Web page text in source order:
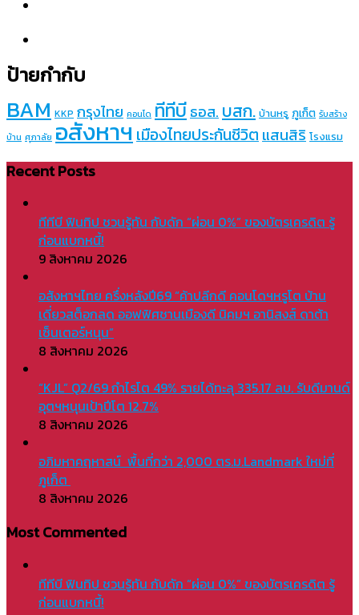
ป้ายกำกับ
BAM KKP กรุงไทย คอนโด ทีทีบีธอส. บสก. บ้านหรู ภูเก็ต รับสร้าง
บ้าน ศุภาลัย อสังหาฯเมืองไทยประกันชีวิต แสนสิริ โรงแรม
Recent Posts
ทีทีบี ฟินทิป ชวนรู้ทัน กับดัก “ผ่อน 0%” ของบัตรเครดิต รู้
ก่อนแบกหนี้!
9 สิงหาคม 2026
อสังหาฯไทย ครึ่งหลังปี69 “ค้าปลีกดี คอนโดฯหรูโต บ้าน
เดี่ยวสต็อกลด ออฟฟิศชานเมืองดี นิคมฯ อานิสงส์ ดาต้า
เซ็นเตอร์หนุน”
8 สิงหาคม 2026
“KJL” Q2/69 กำไรโต 49% รายได้ทะลุ 335.17 ลบ. รับดีมานด์
อุตฯหนุนเป้าปีโต 12.7%
8 สิงหาคม 2026
อภิมหาคฤหาสน์ พื้นที่กว่า 2,000 ตร.ม.Landmark ใหม่ที่
ภูเก็ต
8 สิงหาคม 2026
Most Commented
ทีทีบี ฟินทิป ชวนรู้ทัน กับดัก “ผ่อน 0%” ของบัตรเครดิต รู้
ก่อนแบกหนี้!